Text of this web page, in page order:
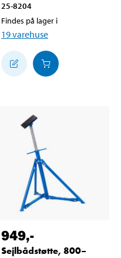
25-8204
Findes på lager i
19varehuse
949,-
Sejlbådstøtte, 800–